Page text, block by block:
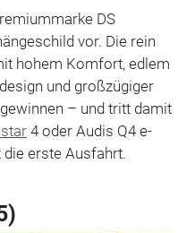
DS
vor. Die rein
hohem Komfort, edlem
und großzügiger
– und tritt damit
4 oder Audis Q4 e-
die erste Ausfahrt.